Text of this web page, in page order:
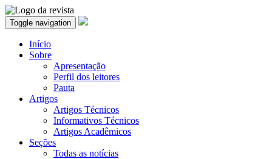
Toggle navigation
Início
Sobre
Apresentação
Perfil dos leitores
Pauta
Artigos
Artigos Técnicos
Informativos Técnicos
Artigos Acadêmicos
Seções
Todas as notícias